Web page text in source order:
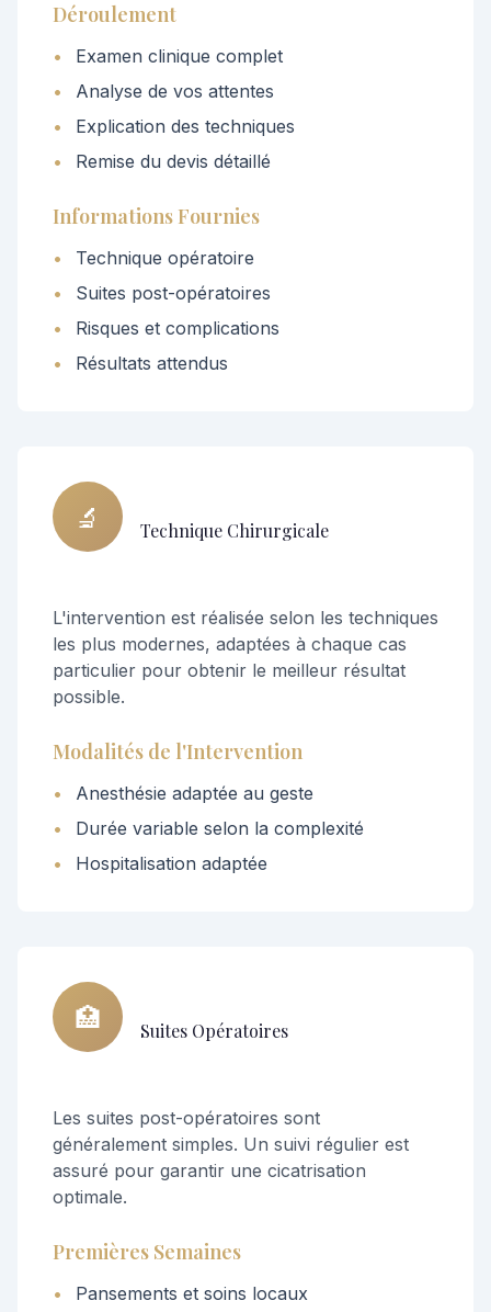
Déroulement
•
Examen clinique complet
•
Analyse de vos attentes
•
Explication des techniques
•
Remise du devis détaillé
Informations Fournies
•
Technique opératoire
•
Suites post-opératoires
•
Risques et complications
•
Résultats attendus
🔬 Technique Chirurgicale
L'intervention est réalisée selon les techniques
les plus modernes, adaptées à chaque cas
particulier pour obtenir le meilleur résultat
possible.
Modalités de l'Intervention
•
Anesthésie adaptée au geste
•
Durée variable selon la complexité
•
Hospitalisation adaptée
🏥 Suites Opératoires
Les suites post-opératoires sont
généralement simples. Un suivi régulier est
assuré pour garantir une cicatrisation
optimale.
Premières Semaines
• Pansements et soins locaux